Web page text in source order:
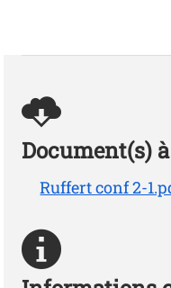
Document(s)
Ruffert conf 2-